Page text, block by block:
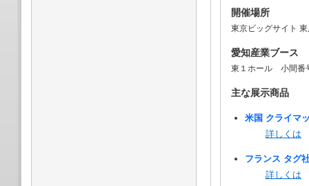
開催場所
東京ビッグサイト
愛知産業ブース
東１ホール 小間番
主な展示商品
米国 クライマ
詳しくは
フランス タグ
詳しくは